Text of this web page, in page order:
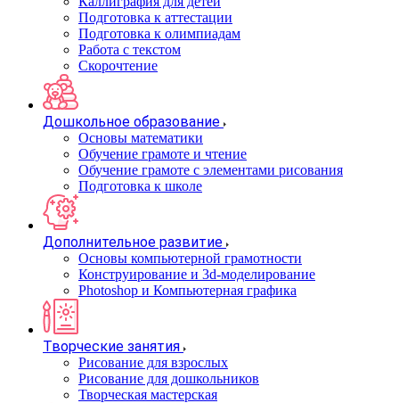
Подготовка к аттестации
Подготовка к олимпиадам
Работа с текстом
Скорочтение
Дошкольное образование
Основы математики
Обучение грамоте и чтение
Обучение грамоте с элементами рисования
Подготовка к школе
Дополнительное развитие
Основы компьютерной грамотности
Конструирование и 3d-моделирование
Photoshop и Компьютерная графика
Творческие занятия
Рисование для взрослых
Рисование для дошкольников
Творческая мастерская